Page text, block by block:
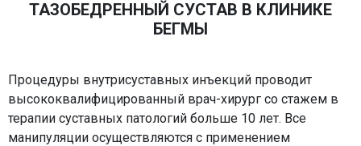
ТАЗОБЕДРЕННЫЙ СУСТАВ В КЛИНИКЕ
БЕГМЫ
Процедуры внутрисуставных инъекций проводит
высококвалифицированный врач-хирург со стажем в
терапии суставных патологий больше 10 лет. Все
манипуляции осуществляются с применением